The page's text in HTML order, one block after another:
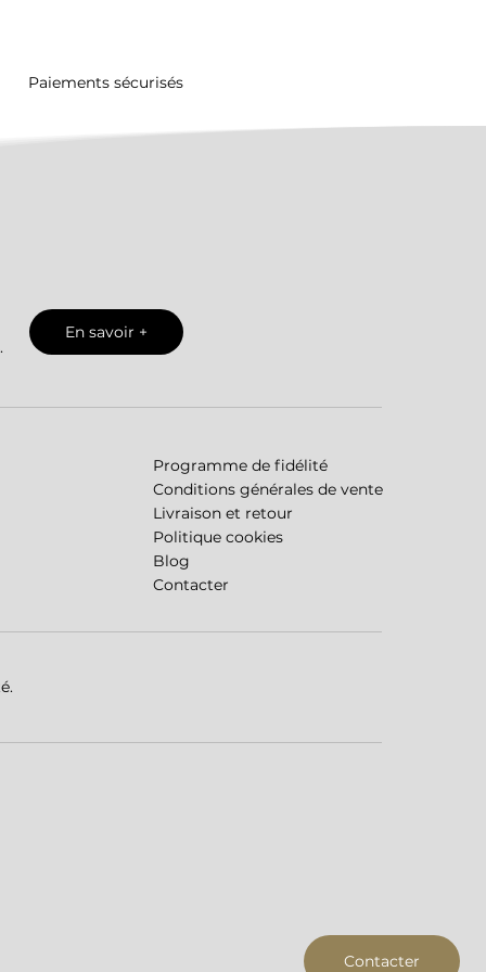
Paiements sécurisés
En savoir +
Programme de fidélité
Conditions générales de vente
Livraison et retour
Politique cookies
Blog
Contacter
Contacter